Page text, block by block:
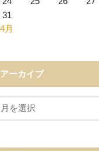
31
月
アーカイブ